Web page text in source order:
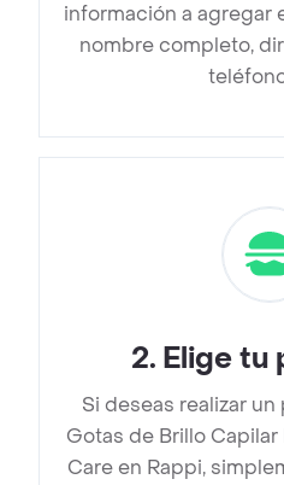
información a agregar
nombre completo,
2. Elige tu
Si deseas realizar
Gotas de Brillo
Care en Rappi,